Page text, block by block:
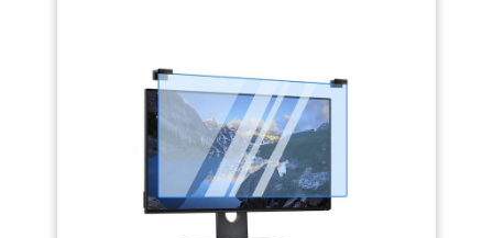
monture : TR90 ; lentille :
polycarbonate (sans
grossissement) GARANTIE À
VIE - Nous offrons une
garantie à vie sans souci (pas
de fabrication humaine) et un
ordinateur à l’aide de bandes
adhésives transparentes ou
par les supports de languettes
pour retirer l’écran si
nécessaire. COMPATIBLE AVEC
LES ÉCRANS DE 14” POUCES:
Diagonale: 14” pouces /
Largeur: 310mm / Hauteur:
174mm / Rapport d'image: 16:9.